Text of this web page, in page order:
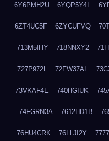
6Y6PMH2U 6YQP5Y4L
6ZT4UC5F 6ZYCUFVQ
713M5IHY 718NNXY2
727P972L 72FW37AL
73VKAF4E 740HGIUK
74FGRN3A 7612HD1B
76HU4CRK 76LLJI2Y